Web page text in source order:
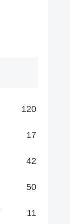
120
17
42
50
11